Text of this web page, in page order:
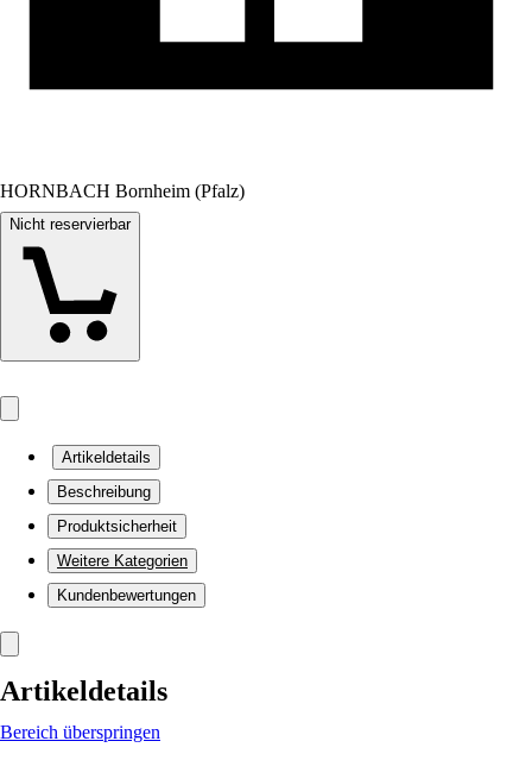
HORNBACH Bornheim (Pfalz)
Nicht reservierbar
Artikeldetails
Beschreibung
Produktsicherheit
Weitere Kategorien
Kundenbewertungen
Artikeldetails
Bereich überspringen